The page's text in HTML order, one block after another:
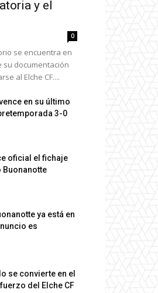
y el
0
se encuentra en
su documentación
al Elche CF....
en su último
3-0
oficial el fichaje
Buonanotte
ya está en
es
se convierte en el
del Elche CF